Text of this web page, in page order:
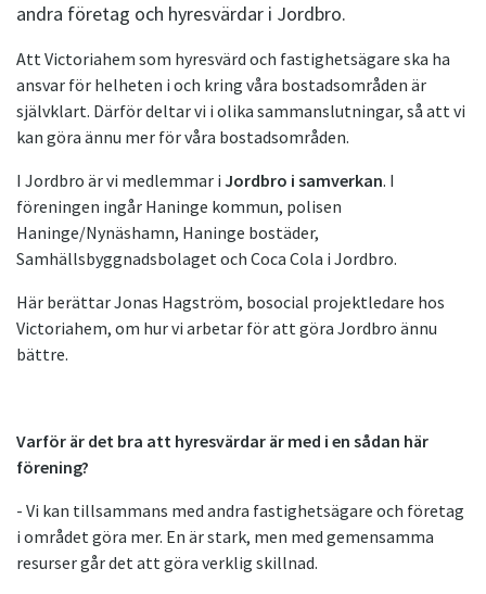
andra företag och hyresvärdar i Jordbro.
Att Victoriahem som hyresvärd och fastighetsägare ska ha
ansvar för helheten i och kring våra bostadsområden är
självklart. Därför deltar vi i olika sammanslutningar, så att vi
kan göra ännu mer för våra bostadsområden.
I Jordbro är vi medlemmar i Jordbro i samverkan. I
föreningen ingår Haninge kommun, polisen
Haninge/Nynäshamn, Haninge bostäder,
Samhällsbyggnadsbolaget och Coca Cola i Jordbro.
Här berättar Jonas Hagström, bosocial projektledare hos
Victoriahem, om hur vi arbetar för att göra Jordbro ännu
bättre.
Varför är det bra att hyresvärdar är med i en sådan här
förening?
- Vi kan tillsammans med andra fastighetsägare och företag
i området göra mer. En är stark, men med gemensamma
resurser går det att göra verklig skillnad.